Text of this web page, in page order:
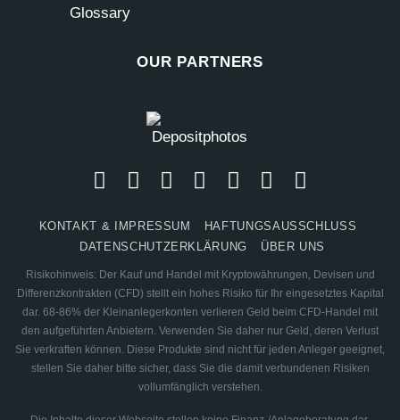
Glossary
OUR PARTNERS
KONTAKT & IMPRESSUM
HAFTUNGSAUSSCHLUSS
DATENSCHUTZERKLÄRUNG
ÜBER UNS
Risikohinweis: Der Kauf und Handel mit Kryptowährungen, Devisen und
Differenzkontrakten (CFD) stellt ein hohes Risiko für Ihr eingesetztes Kapital
dar. 68-86% der Kleinanlegerkonten verlieren Geld beim CFD-Handel mit
den aufgeführten Anbietern. Verwenden Sie daher nur Geld, deren Verlust
Sie verkraften können. Diese Produkte sind nicht für jeden Anleger geeignet,
stellen Sie daher bitte sicher, dass Sie die damit verbundenen Risiken
vollumfänglich verstehen.